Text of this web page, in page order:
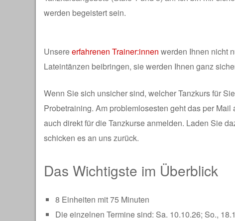
werden begeistert sein.
Unsereerfahrenen Trainer:innen werden Ihnen nicht
Lateintänzen beibringen, sie werden Ihnen ganz
Wenn Sie sich unsicher sind, welcher Tanzkurs für
Probetraining. Am problemlosesten geht das per Mail
auch direkt für die Tanzkurse anmelden. Laden Sie
schicken es an uns zurück.
Das Wichtigste im Überblick
8 Einheiten mit 75 Minuten
Die einzelnen Termine sind: Sa. 10.10.26; So.,